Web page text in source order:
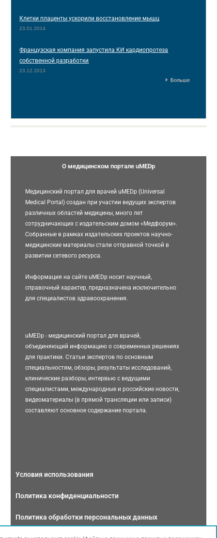
Клетки плаценты ускорили восстановление мышц
23.01.2014
Французская компания запустила КИ кардиопротеза
собственной разработки
23.12.2013
Больше
О медицинском портале uMEDp
Медицинский портал для врачей uMEDp (Universal
Medical Portal) создан при участии ведущих экспертов
различных областей медицины, много лет
сотрудничающих с издательским домом «Медфорум».
Собранные в рамках издательских проектов научно-
медицинские материалы стали отправной точкой в
развитии сетевого ресурса.
Информация на сайте uMEDp носит научный,
справочный характер, предназначена исключительно
для специалистов здравоохранения.
uMEDp - медицинский портал для врачей,
объединяющий информацию о современных решениях
для практики. Статьи экспертов по основным
специальностям, обзоры, результаты исследований,
клинические разборы, интервью с ведущими
специалистами, международные и российские новости,
видеоматериалы (в прямой трансляции или записи)
составляют основное содержание портала.
Условия использования
Политика конфиденциальности
Политика обработки персональных данных